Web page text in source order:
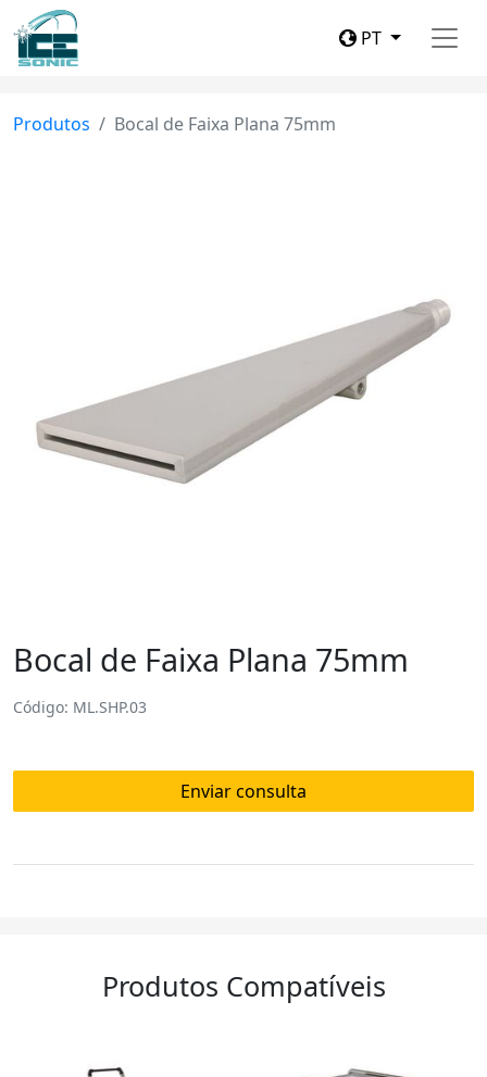
PT
Produtos Bocal de Faixa Plana 75mm
Bocal de Faixa Plana 75mm
Código: ML.SHP.03
Enviar consulta
Produtos Compatíveis